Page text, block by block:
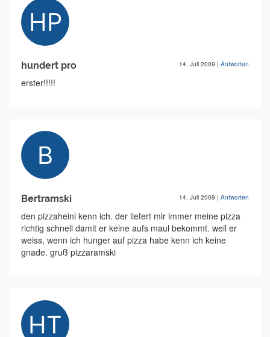
hundert pro 14. Juli 2009 | Antworten
erster!!!!!
Bertramski 14. Juli 2009 | Antworten
den pizzaheini kenn ich. der liefert mir immer meine pizza
richtig schnell damit er keine aufs maul bekommt. weil er
weiss, wenn ich hunger auf pizza habe kenn ich keine
gnade. gruß pizzaramski